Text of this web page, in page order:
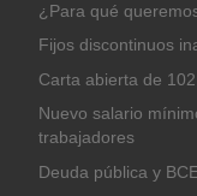
¿Para qué
Fijos discontinuos
Carta abierta de
Nuevo salario
trabajadores
Deuda pública y